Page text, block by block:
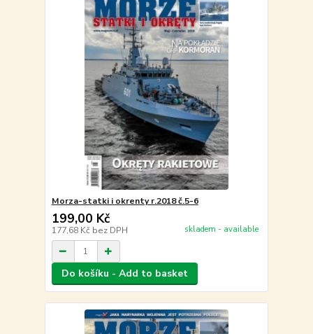
Morza-statki i okrenty r.2018 č.5-6
199,00 Kč
177,68 Kč bez DPH skladem - available
Do košíku - Add to basket